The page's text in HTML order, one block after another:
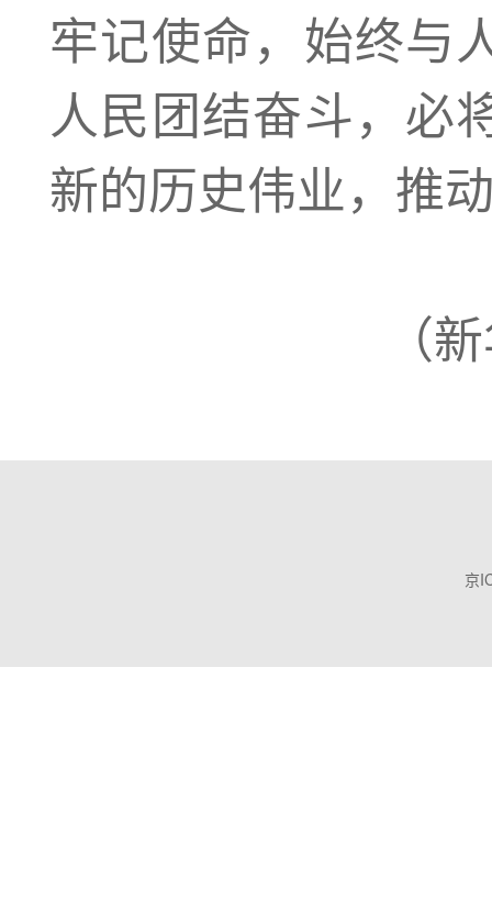
牢记使命，始终与
人民团结奋斗，必
新的历史伟业，推
（
京